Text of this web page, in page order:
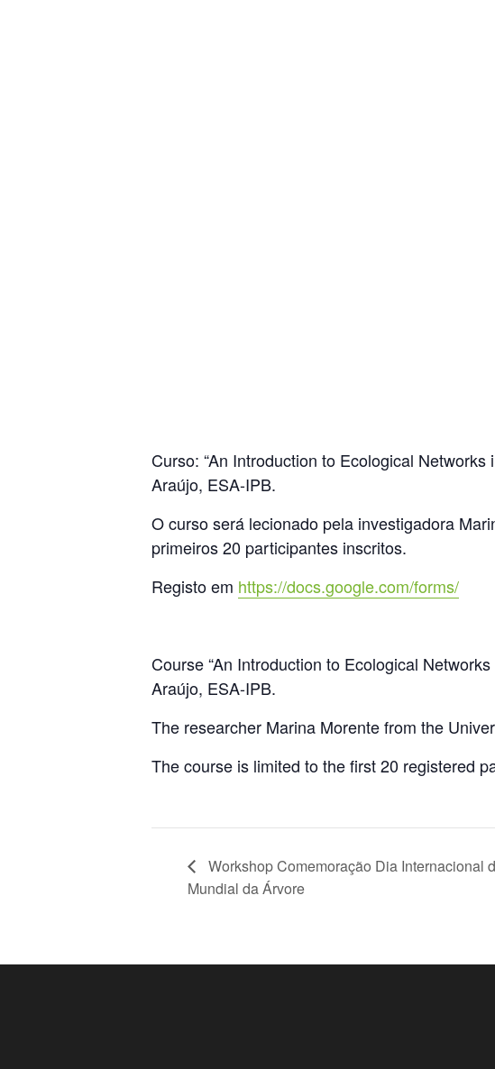
Curso: “An Introduction to Ecological
Araújo, ESA-IPB.
O curso será lecionado pela investigadora
primeiros 20 participantes inscritos.
Registo em https://docs.google.com/forms/
Course “An Introduction to Ecological
Araújo, ESA-IPB.
The researcher Marina Morente from the
The course is limited to the first 20 registered
Workshop Comemoração Dia Internacional
Mundial da Árvore